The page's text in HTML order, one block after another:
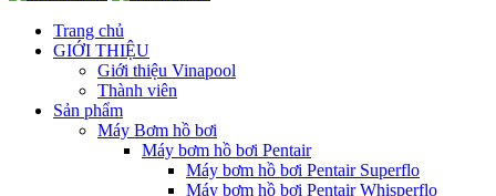
Trang chủ
GIỚI THIỆU
Giới thiệu Vinapool
Thành viên
Sản phẩm
Máy Bơm hồ bơi
Máy bơm hồ bơi Pentair
Máy bơm hồ bơi Pentair Superflo
Máy bơm hồ bơi Pentair Whisperflo